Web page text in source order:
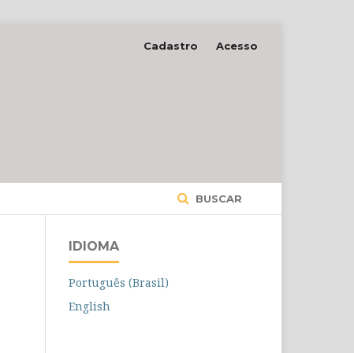
BUSCAR
Cadastro Acesso
IDIOMA
Português (Brasil)
English